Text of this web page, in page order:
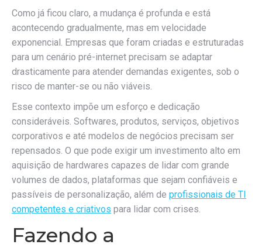
Como já ficou claro, a mudança é profunda e está
acontecendo gradualmente, mas em velocidade
exponencial. Empresas que foram criadas e estruturadas
para um cenário pré-internet precisam se adaptar
drasticamente para atender demandas exigentes, sob o
risco de manter-se ou não viáveis.
Esse contexto impõe um esforço e dedicação
consideráveis. Softwares, produtos, serviços, objetivos
corporativos e até modelos de negócios precisam ser
repensados. O que pode exigir um investimento alto em
aquisição de hardwares capazes de lidar com grande
volumes de dados, plataformas que sejam confiáveis e
passíveis de personalização, além de profissionais de TI
competentes e criativos para lidar com crises.
Fazendo a